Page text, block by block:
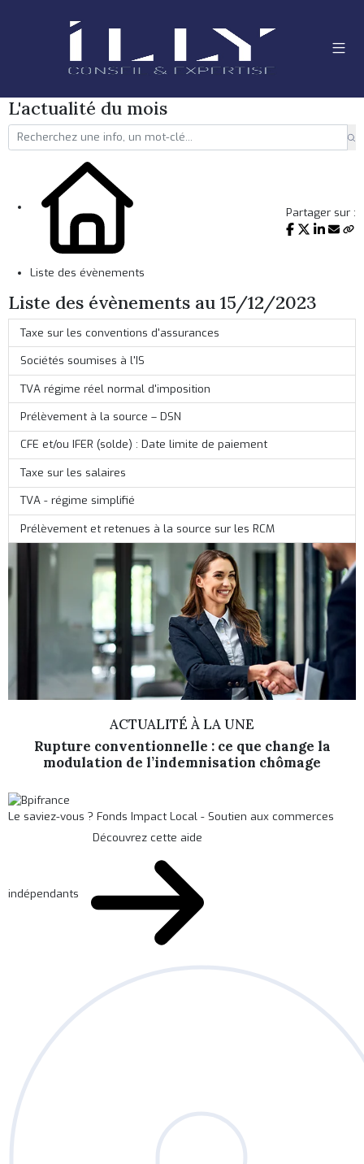
L'actualité du mois
Liste des évènements
Partager sur :
Liste des évènements au 15/12/2023
Taxe sur les conventions d'assurances
Sociétés soumises à l'IS
TVA régime réel normal d'imposition
Prélèvement à la source – DSN
CFE et/ou IFER (solde) : Date limite de paiement
Taxe sur les salaires
TVA - régime simplifié
Prélèvement et retenues à la source sur les RCM
ACTUALITÉ À LA UNE
Rupture conventionnelle : ce que change la
modulation de l’indemnisation chômage
Le saviez-vous ?Fonds Impact Local - Soutien aux commerces
indépendants
Découvrez cette aide